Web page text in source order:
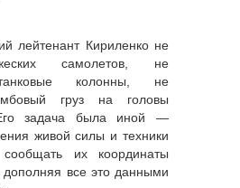
лейтенант Кириленко не
самолетов, не
колонны, не
груз на головы
Его задача была иной —
живой силы и техники
их координаты
все это данными